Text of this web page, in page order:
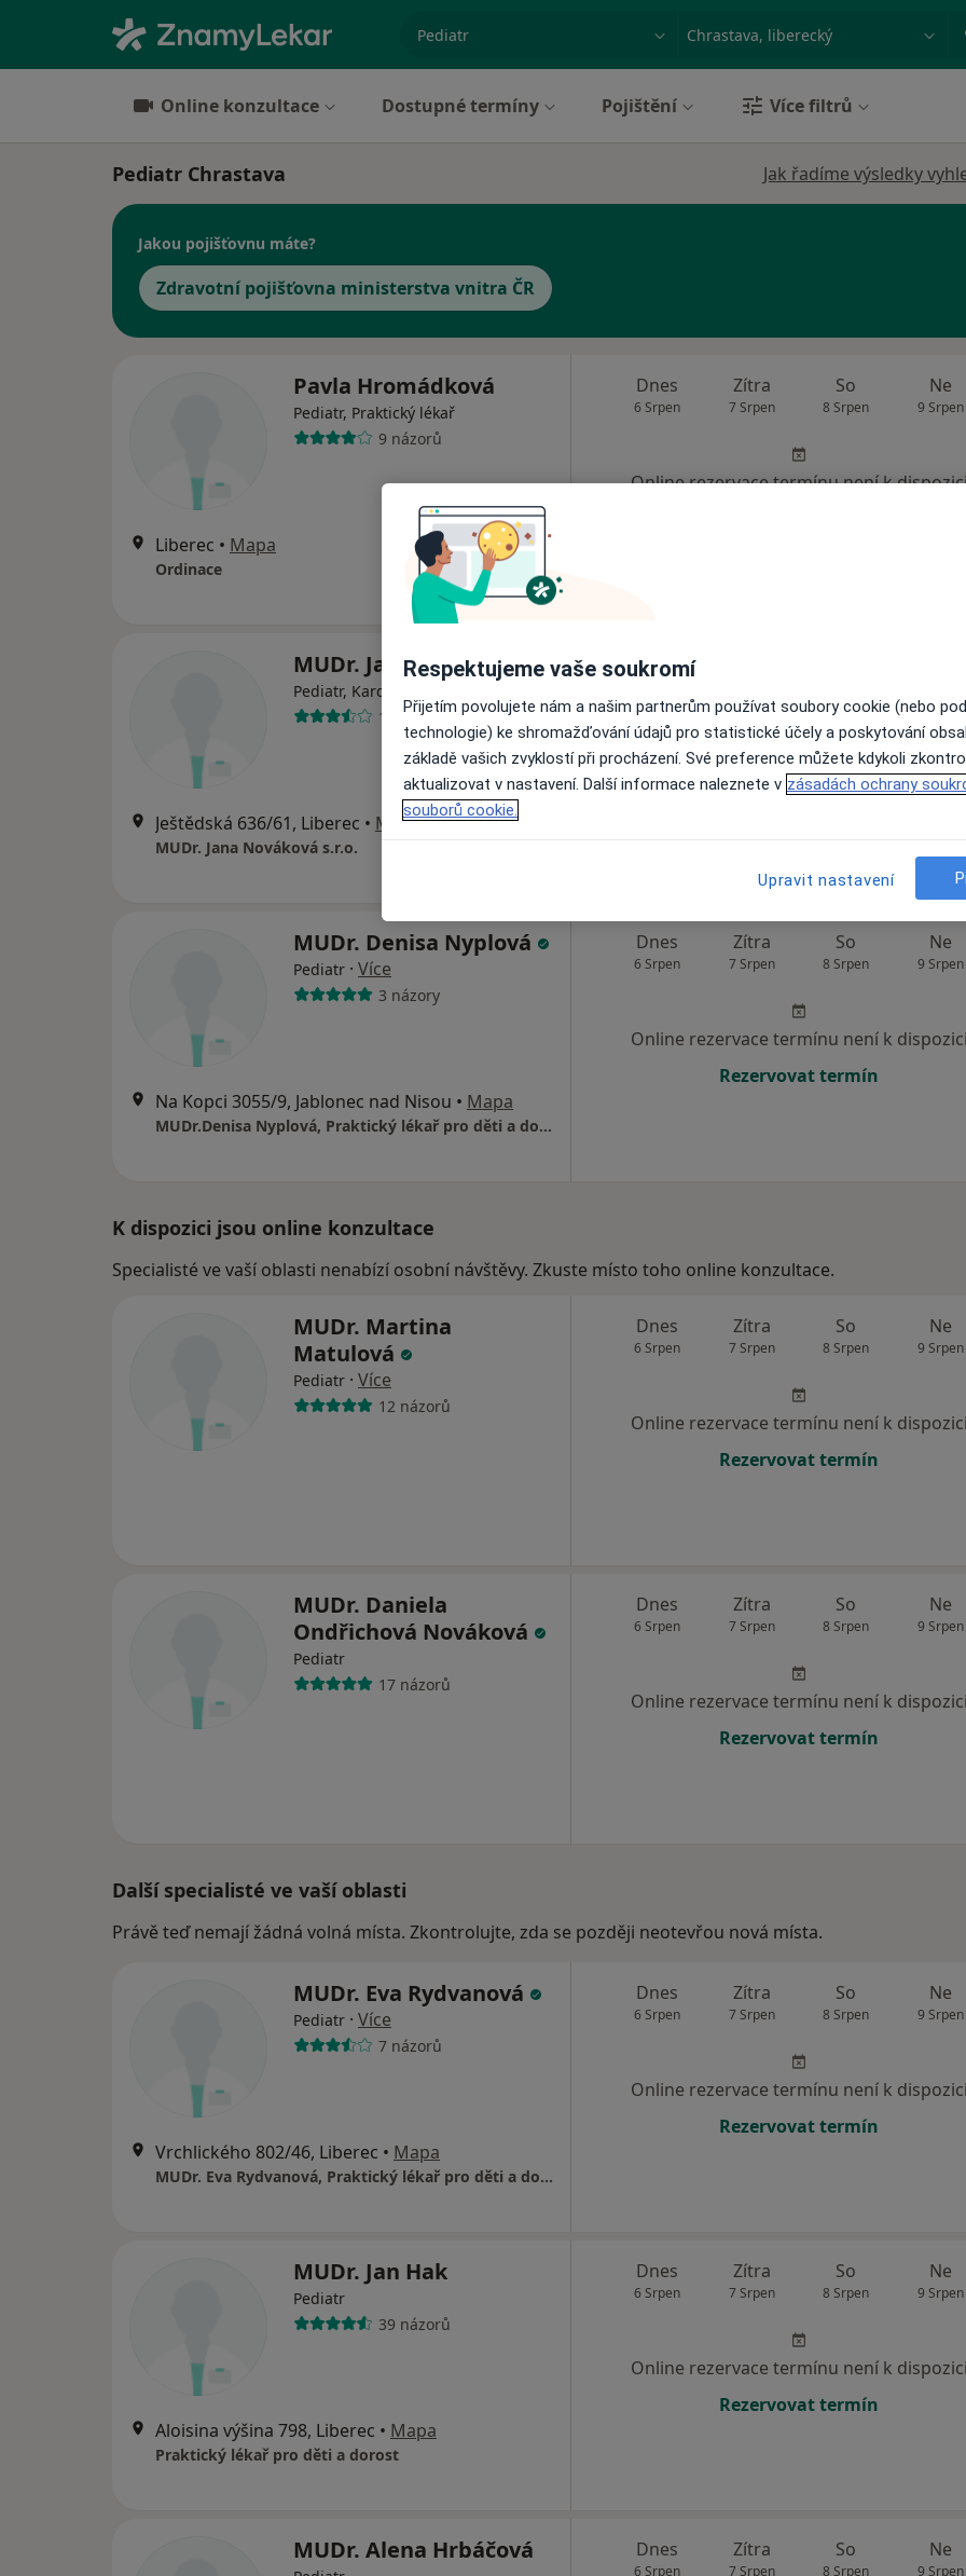
Město nebo region
Online konzultace Dostupné termíny Pojištění Více filtrů
Pediatr Chrastava Jak řadíme výsledky
Jakou pojišťovnu máte?
Zdravotní pojišťovna ministerstva vnitra ČR
Pavla Hromádková
Pediatr, Praktický lékař
9 názorů
Liberec • Mapa
Ordinace
Dnes
6 Srpen
Zítra
7 Srpen
So
8 Srpen
Ne
9 Srpen
Online rezervace termínu není k
MUDr. Jana Nováková
Pediatr, Kardiolog
11 názorů
Ještědská 636/61, Liberec • Mapa
MUDr. Jana Nováková s.r.o.
Dnes
Online rezervace termínu není k
Rezervovat termín
MUDr. Denisa Nyplová
Pediatr · Více
3 názory
Na Kopci 3055/9, Jablonec nad Nisou • Mapa
MUDr.Denisa Nyplová, Praktický lékař pro děti a dorost
Dnes
6 Srpen
Zítra
7 Srpen
So
8 Srpen
Ne
9 Srpen
Online rezervace termínu není k dispozici
Rezervovat termín
K dispozici jsou online konzultace
Specialisté ve vaší oblasti nenabízí osobní návštěvy. Zkuste místo toho online konzultace.
MUDr. Martina
Matulová
Pediatr · Více
12 názorů
Dnes
6 Srpen
Zítra
7 Srpen
So
8 Srpen
Ne
9 Srpen
Online rezervace termínu není k dispozici
Rezervovat termín
MUDr. Daniela
Ondřichová Nováková
Pediatr
17 názorů
Dnes
6 Srpen
Zítra
7 Srpen
So
8 Srpen
Ne
9 Srpen
Online rezervace termínu není k dispozici
Rezervovat termín
Další specialisté ve vaší oblasti
Právě teď nemají žádná volná místa. Zkontrolujte, zda se později neotevřou nová místa.
MUDr. Eva Rydvanová
Pediatr · Více
7 názorů
Vrchlického 802/46, Liberec • Mapa
MUDr. Eva Rydvanová, Praktický lékař pro děti a dorost
Dnes
6 Srpen
Zítra
7 Srpen
So
8 Srpen
Ne
9 Srpen
Online rezervace termínu není k dispozici
Rezervovat termín
MUDr. Jan Hak
Pediatr
39 názorů
Aloisina výšina 798, Liberec • Mapa
Praktický lékař pro děti a dorost
Dnes
6 Srpen
Zítra
7 Srpen
So
8 Srpen
Ne
9 Srpen
Online rezervace termínu není k dispozici
Rezervovat termín
MUDr. Alena Hrbáčová Dnes
6 Srpen
Zítra
7 Srpen
So
8 Srpen
Ne
9 Srpen
Respektujeme vaše soukromí
Přijetím povolujete nám a našim partnerům používat soubory cookie (nebo
technologie) ke shromažďování údajů pro statistické účely a poskytování
základě vašich zvyklostí při procházení. Své preference můžete kdykoli
aktualizovat v nastavení. Další informace naleznete v zásadách ochrany
souborů cookie.
Upravit nastavení